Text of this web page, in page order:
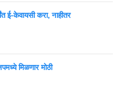
केवायसी करा, नाहीतर
मिळणार मोठी